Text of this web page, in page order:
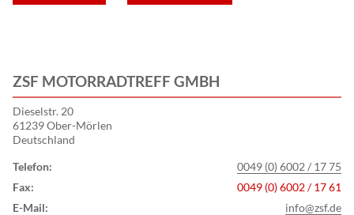
ZSF MOTORRADTREFF GMBH
Dieselstr. 20
61239 Ober-Mörlen
Deutschland
Telefon:
0049 (0) 6002 / 17 75
Fax:
0049 (0) 6002 / 17 61
E-Mail:
info@zsf.de